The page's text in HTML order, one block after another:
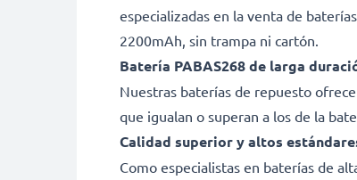
especializadas en la venta de
2200mAh, sin trampa ni cartón.
Batería PABAS268 de larga
Nuestras baterías de repuesto
que igualan o superan a los de la
Calidad superior y altos
Como especialistas en baterías de